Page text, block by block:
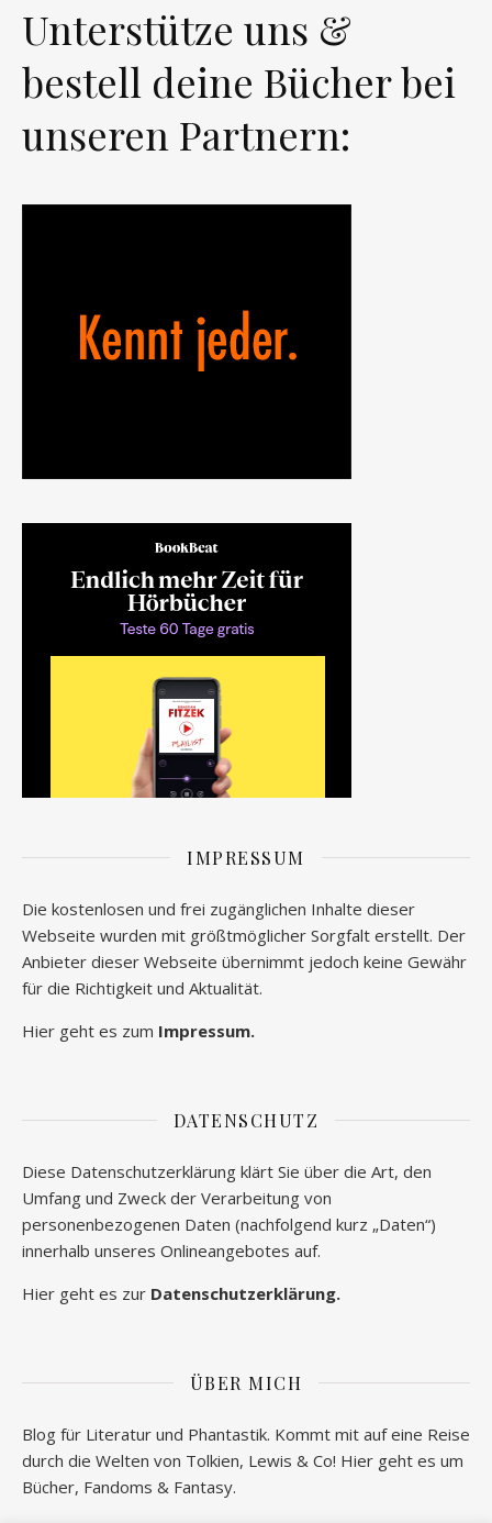
Unterstütze uns &
bestell deine Bücher bei
unseren Partnern:
IMPRESSUM
Die kostenlosen und frei zugänglichen Inhalte dieser
Webseite wurden mit größtmöglicher Sorgfalt erstellt. Der
Anbieter dieser Webseite übernimmt jedoch keine Gewähr
für die Richtigkeit und Aktualität.
Hier geht es zum Impressum.
DATENSCHUTZ
Diese Datenschutzerklärung klärt Sie über die Art, den
Umfang und Zweck der Verarbeitung von
personenbezogenen Daten (nachfolgend kurz „Daten“)
innerhalb unseres Onlineangebotes auf.
Hier geht es zur Datenschutzerklärung.
ÜBER MICH
Blog für Literatur und Phantastik. Kommt mit auf eine Reise
durch die Welten von Tolkien, Lewis & Co! Hier geht es um
Bücher, Fandoms & Fantasy.